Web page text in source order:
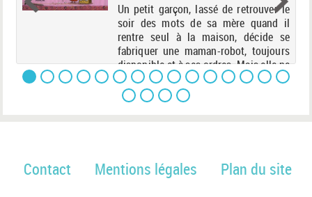
Un petit garçon, lassé de retrouver le
soir des mots de sa mère quand il
rentre seul à la maison, décide se
fabriquer une maman-robot, toujours
disponible et à ses ordres. Mais elle ne
sait pas faire de câlins comme une
vraie mama...
Contact Mentions légales Plan du site